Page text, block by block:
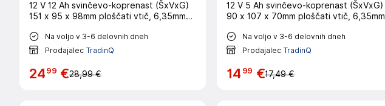
12 V 12 Ah svinčevo-koprenast (ŠxVxG)
151 x 95 x 98mm ploščati vtič, 6,35mm
Na voljo v 3-6 delovnih dneh
Prodajalec TradinQ
2499 €28,99 €
12 V 5 Ah svinčevo-koprenast (ŠxVxG)
90 x 107 x 70mm ploščati vtič, 6,35mm
Na voljo v 3-6 delovnih dneh
Prodajalec TradinQ
14 99 €17,49 €